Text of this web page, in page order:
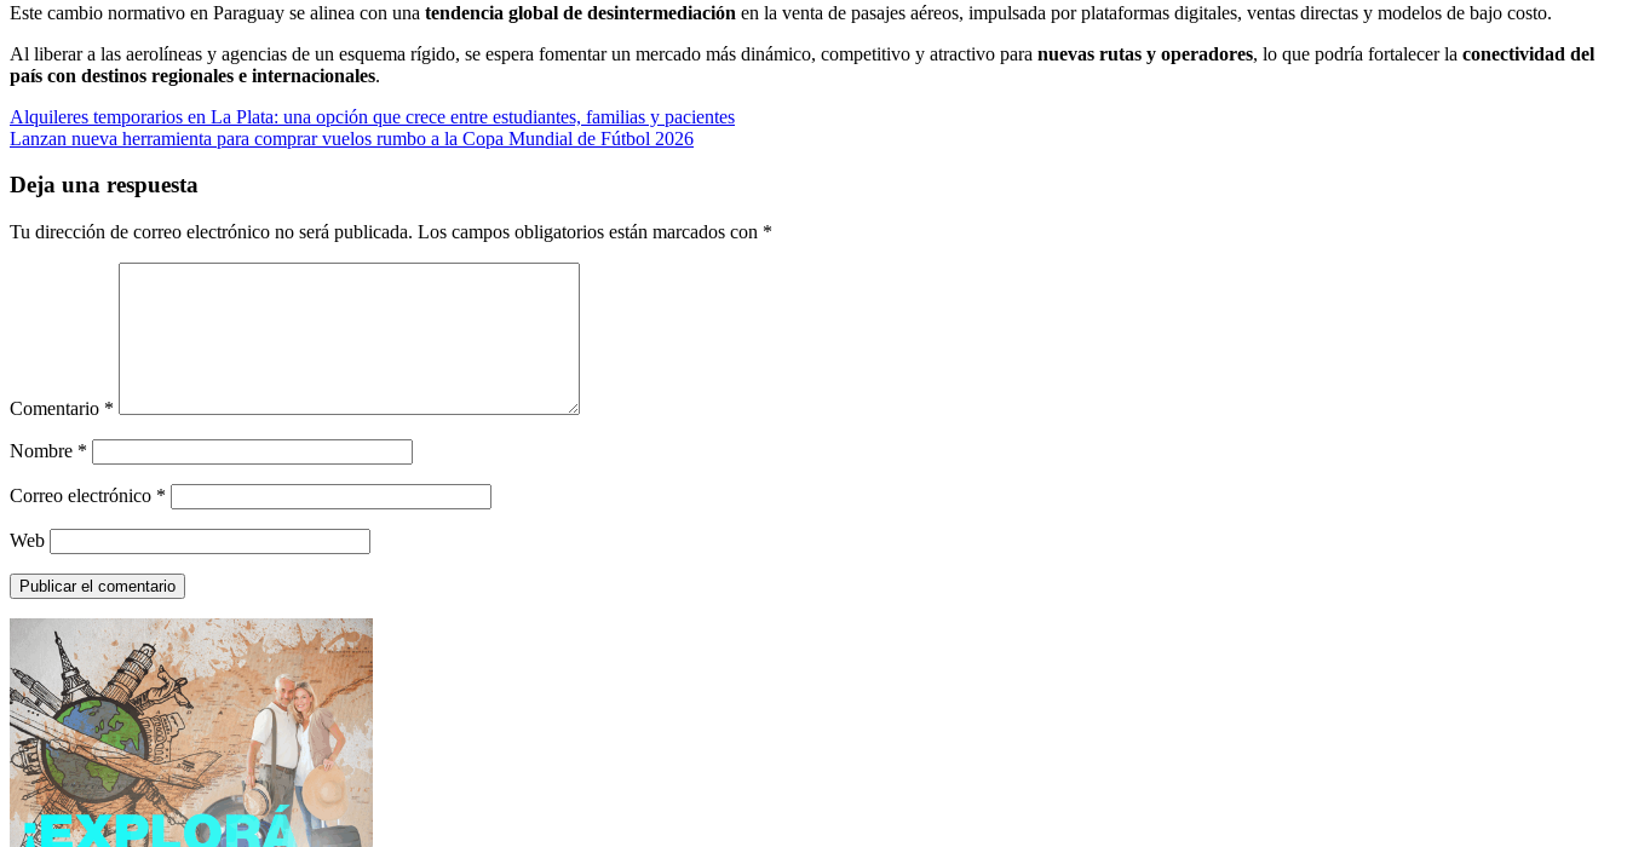
Este cambio normativo en Paraguay se alinea con una tendencia global de desintermediación en la venta de pasajes aéreos, impulsada por plataformas digitales, ventas directas y modelos de bajo costo.
Al liberar a las aerolíneas y agencias de un esquema rígido, se espera fomentar un mercado más dinámico, competitivo y atractivo para nuevas rutas y operadores, lo que podría fortalecer la conectividad del
país con destinos regionales e internacionales.
Navegación
de
entradas
Alquileres temporarios en La Plata: una opción que crece entre estudiantes, familias y pacientes
Lanzan nueva herramienta para comprar vuelos rumbo a la Copa Mundial de Fútbol 2026
Deja una respuesta
Tu dirección de correo electrónico no será publicada. Los campos obligatorios están marcados con *
Comentario *
Nombre *
Correo electrónico *
Web